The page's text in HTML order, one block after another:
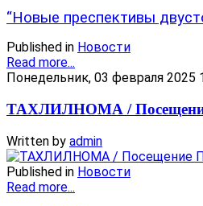
“Новые преспективы
Published in Новости
Read more...
Понедельник, 03 февраля 2025
ТАХЛИЛНОМА / Посещение
Written by admin
Published in Новости
Read more...